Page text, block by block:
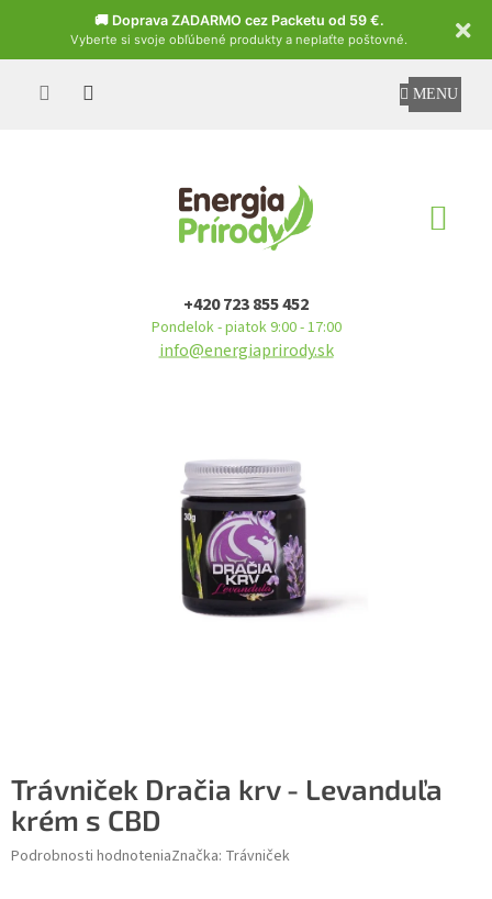
🚚 Doprava ZADARMO cez Packetu od 59 €.
Vyberte si svoje obľúbené produkty a neplaťte poštovné.
Czech
+420 723 855 452
Pondelok - piatok 9:00 - 17:00
info@energiaprirody.sk
Trávniček Dračia krv - Levanduľa
krém s CBD
Podrobnosti hodnoteniaZnačka: Trávniček